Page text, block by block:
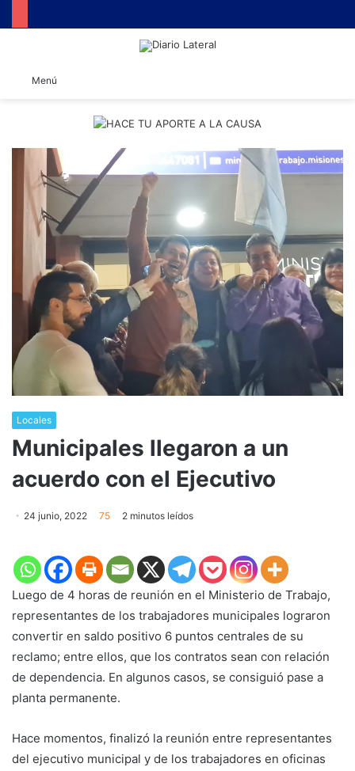
Menú
Locales
Municipales llegaron a un
acuerdo con el Ejecutivo
24 junio, 2022 75 2 minutos leídos
Luego de 4 horas de reunión en el Ministerio de Trabajo,
representantes de los trabajadores municipales lograron
convertir en saldo positivo 6 puntos centrales de su
reclamo; entre ellos, que los contratos sean con relación
de dependencia. En algunos casos, se consiguió pase a
planta permanente.
Hace momentos, finalizó la reunión entre representantes
del ejecutivo municipal y de los trabajadores en oficinas